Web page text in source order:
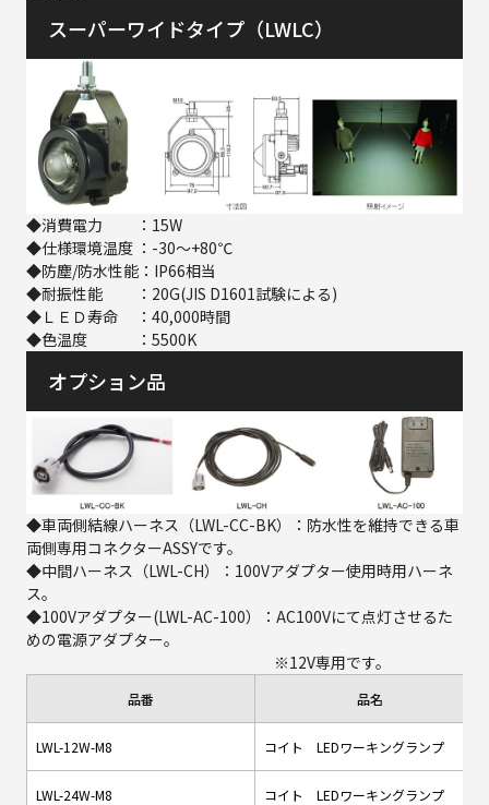
スーパーワイドタイプ（LWLC）
◆消費電力 ：15W
◆仕様環境温度 ：-30～+80℃
◆防塵/防水性能：IP66相当
◆耐振性能 ：20G(JIS D1601試験による)
◆ＬＥＤ寿命 ：40,000時間
◆色温度 ：5500K
オプション品
◆車両側結線ハーネス（LWL-CC-BK）：防水性を維持できる車
両側専用コネクターASSYです。
◆中間ハーネス（LWL-CH）：100Vアダプター使用時用ハーネ
ス。
◆100Vアダプター(LWL-AC-100）：AC100Vにて点灯させるた
めの電源アダプター。
※12V専用です。
品番 品名
LWL-12W-M8 コイト LEDワーキングランプ
LWL-24W-M8 コイト LEDワーキングランプ